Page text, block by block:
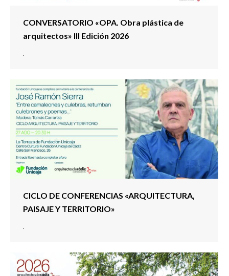
CONVERSATORIO «OPA. Obra plástica de
arquitectos» III Edición 2026
.
CICLO DE CONFERENCIAS «ARQUITECTURA,
PAISAJE Y TERRITORIO»
.